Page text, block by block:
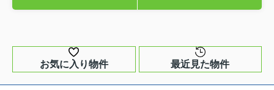
お気に入り物件 最近見た物件